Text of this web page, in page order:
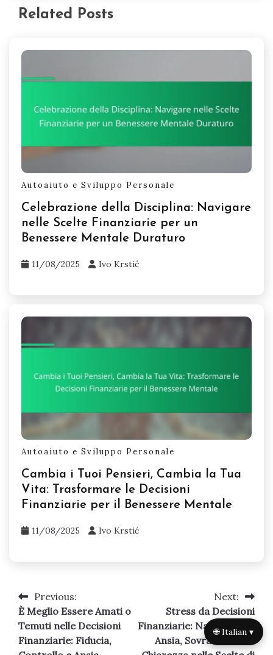
Related Posts
Autoaiuto e Sviluppo Personale
Celebrazione della Disciplina: Navigare
nelle Scelte Finanziarie per un
Benessere Mentale Duraturo
11/08/2025 Ivo Krstić
Autoaiuto e Sviluppo Personale
Cambia i Tuoi Pensieri, Cambia la Tua
Vita: Trasformare le Decisioni
Finanziarie per il Benessere Mentale
11/08/2025 Ivo Krstić
Post
navigation
Previous:
È Meglio Essere Amati o
Temuti nelle Decisioni
Finanziarie: Fiducia,
Next:
Stress da Decisioni
Finanziarie: Navigare tra
Ansia, Sovraccarico e
🌐 Italian ▾